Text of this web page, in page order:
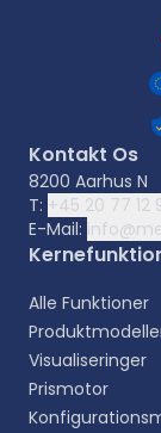
Kontakt Os
8200 Aarhus N
T: +45 20 77 12
E-Mail:
Alle Funktioner
Visualiseringer
Prismotor